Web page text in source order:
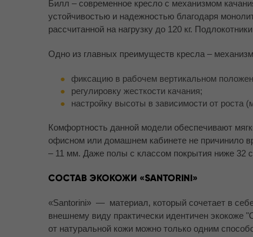
Билл – современное кресло с механизмом
устойчивостью и надежностью благодаря
рассчитанной на нагрузку до 120 кг.
Одно из главных преимуществ кресла –
фиксацию в рабочем вертикальном
регулировку жесткости качания;
настройку высоты в зависимости от роста
Комфортность данной модели обеспечивают
офисном или домашнем кабинете не причинило
– 11 мм. Даже полы с классом покрытия ниже 32
СОСТАВ ЭКОКОЖИ «SANTORINI»
«Santorini» — материал, который сочетает в
внешнему виду практически идентичен экокоже
от натуральной кожи можно только одним